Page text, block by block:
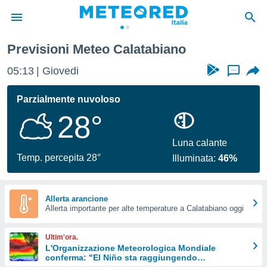
di
per
le
di
Web
le
Previsioni Meteo Calatabiano
05:13 Giovedi ...
Parzialmente nuvoloso
28°
Temp. percepita 28°
Luna calante
Illuminata:46%
Allerta arancione
Allerta importante per alte temperature a Calatabiano oggi
Ultim'ora.
L'Organizzazione Meteorologica Mondiale
conferma: "El Niño sta raggiungendo